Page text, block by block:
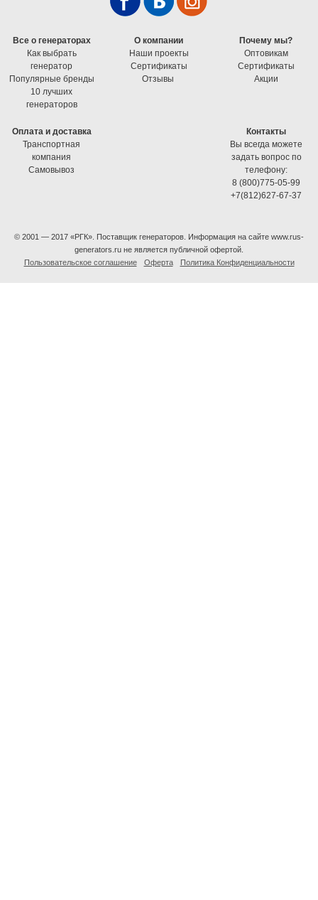
Все о генераторах
Как выбрать
генератор
Популярные бренды
10 лучших
генераторов
О компании
Наши проекты
Cертификаты
Отзывы
Почему мы?
Оптовикам
Cертификаты
Акции
Оплата и доставка
Транспортная
компания
Самовывоз
Контакты
Вы всегда можете
задать вопрос по
телефону:
8 (800)775-05-99
+7(812)627-67-37
© 2001 — 2017 «РГК». Поставщик генераторов. Информация на сайте www.rus-
generators.ru не является публичной офертой.
Пользовательское соглашение
Оферта Политика Конфиденциальности